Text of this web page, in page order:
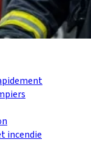
incendie